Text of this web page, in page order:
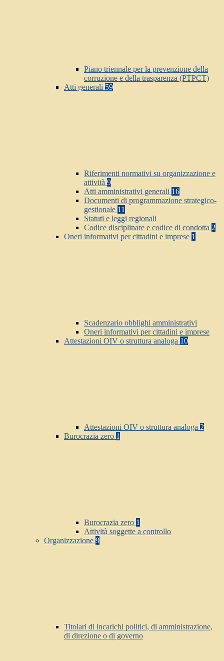
Piano triennale per la prevenzione della
corruzione e della trasparenza (PTPCT)
Atti generali 59
Riferimenti normativi su organizzazione e
attività 9
Atti amministrativi generali 16
Documenti di programmazione strategico-
gestionale 11
Statuti e leggi regionali
Codice disciplinare e codice di condotta 2
Oneri informativi per cittadini e imprese 1
Scadenzario obblighi amministrativi
Oneri informativi per cittadini e imprese
Attestazioni OIV o struttura analoga 10
Attestazioni OIV o struttura analoga 2
Burocrazia zero 1
Burocrazia zero 1
Attività soggette a controllo
Organizzazione 9
Titolari di incarichi politici, di amministrazione,
di direzione o di governo